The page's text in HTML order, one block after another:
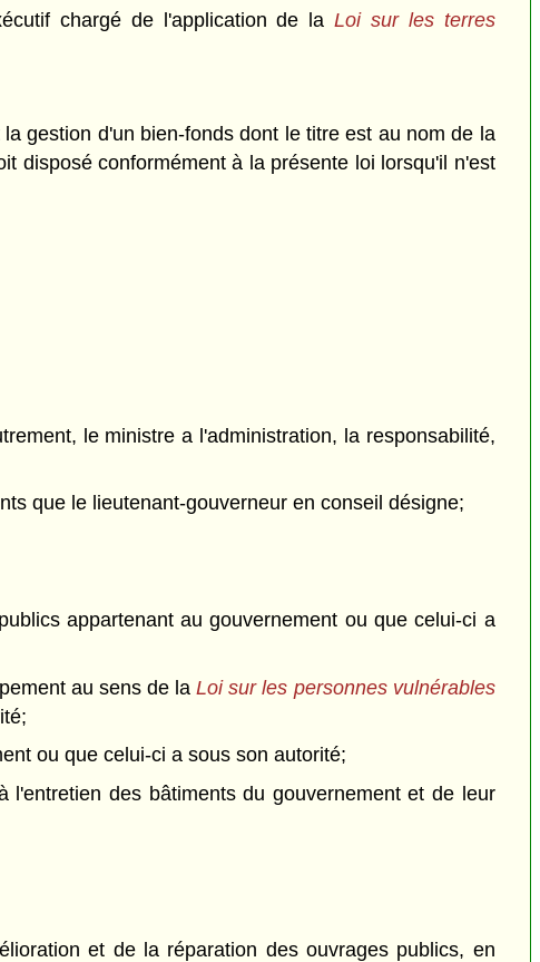
chargé de l'application de laLoi sur les terres
gestion d'un bien-fonds dont le titre est au nom de la
disposé conformément à la présente loi lorsqu'il n'est
le ministre a l'administration, la responsabilité,
que le lieutenant-gouverneur en conseil désigne;
appartenant au gouvernement ou que celui-ci a
au sens de laLoi sur les personnes vulnérables
ou que celui-ci a sous son autorité;
des bâtiments du gouvernement et de leur
et de la réparation des ouvrages publics, en